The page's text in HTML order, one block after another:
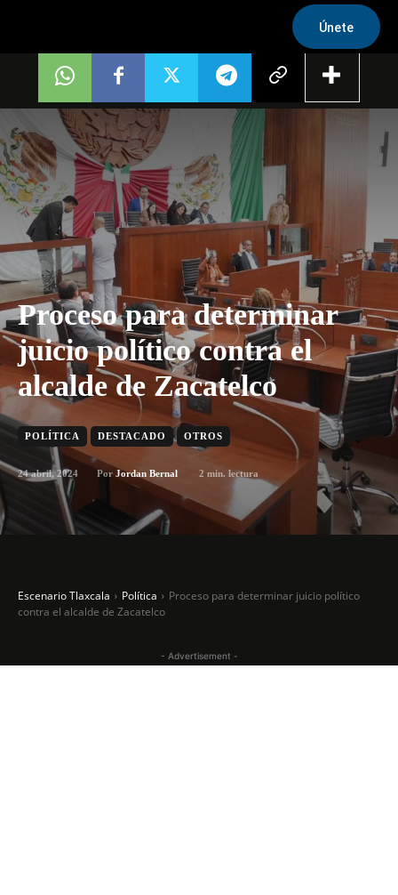
Únete
Proceso para determinar
juicio político contra el
alcalde de Zacatelco
POLÍTICA DESTACADO OTROS
24 abril, 2024 Por Jordan Bernal 2 min. lectura
Escenario Tlaxcala Política
Proceso para determinar juicio político
contra el alcalde de Zacatelco
- Advertisement -